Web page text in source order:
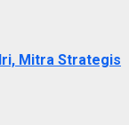
Mitra Strategis